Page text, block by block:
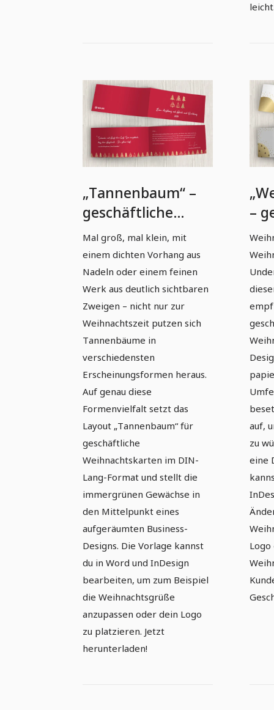
„Tannenbaum“ –
geschäftliche
Weihnachtskarten-
Vorlage (schmale
Klappkarte)
Mal groß, mal klein, mit
einem dichten Vorhang aus
Nadeln oder einem feinen
Werk aus deutlich sichtbaren
Zweigen – nicht nur zur
Weihnachtszeit putzen sich
Tannenbäume in
verschiedensten
Erscheinungsformen heraus.
Auf genau diese
Formenvielfalt setzt das
Layout „Tannenbaum“ für
geschäftliche
Weihnachtskarten im DIN-
Lang-Format und stellt die
immergrünen Gewächse in
den Mittelpunkt eines
aufgeräumten Business-
Designs. Die Vorlage kannst
du in Word und InDesign
bearbeiten, um zum Beispiel
die Weihnachtsgrüße
anzupassen oder dein Logo
zu platzieren. Jetzt
herunterladen!
–
auf,
zu
eine
Logo